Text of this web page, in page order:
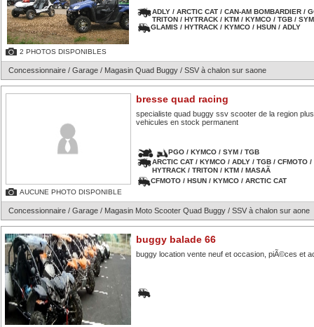
2 PHOTOS DISPONIBLES
ADLY / ARCTIC CAT / CAN-AM BOMBARDIER /
TRITON / HYTRACK / KTM / KYMCO / TGB / SYM
GLAMIS / HYTRACK / KYMCO / HSUN / ADLY
Concessionnaire / Garage / Magasin Quad Buggy / SSV à chalon sur saone
AUCUNE PHOTO DISPONIBLE
bresse quad racing
specialiste quad buggy ssv scooter de la region
vehicules en stock permanent
PGO / KYMCO / SYM / TGB
ARCTIC CAT / KYMCO / ADLY / TGB / CFMOTO
HYTRACK / TRITON / KTM / MASAÃ
CFMOTO / HSUN / KYMCO / ARCTIC CAT
Concessionnaire / Garage / Magasin Moto Scooter Quad Buggy / SSV à chalon sur aone
buggy balade 66
buggy location vente neuf et occasion, piÃ©ces et